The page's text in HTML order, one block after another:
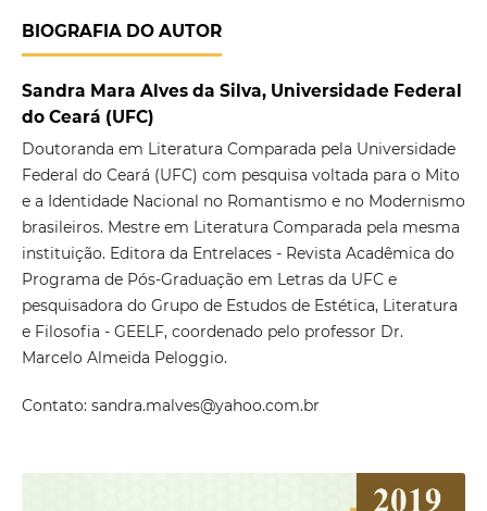
BIOGRAFIA DO AUTOR
Sandra Mara Alves da Silva, Universidade Federal
do Ceará (UFC)
Doutoranda em Literatura Comparada pela Universidade
Federal do Ceará (UFC) com pesquisa voltada para o Mito
e a Identidade Nacional no Romantismo e no Modernismo
brasileiros. Mestre em Literatura Comparada pela mesma
instituição. Editora da Entrelaces - Revista Acadêmica do
Programa de Pós-Graduação em Letras da UFC e
pesquisadora do Grupo de Estudos de Estética, Literatura
e Filosofia - GEELF, coordenado pelo professor Dr.
Marcelo Almeida Peloggio.
Contato: sandra.malves@yahoo.com.br